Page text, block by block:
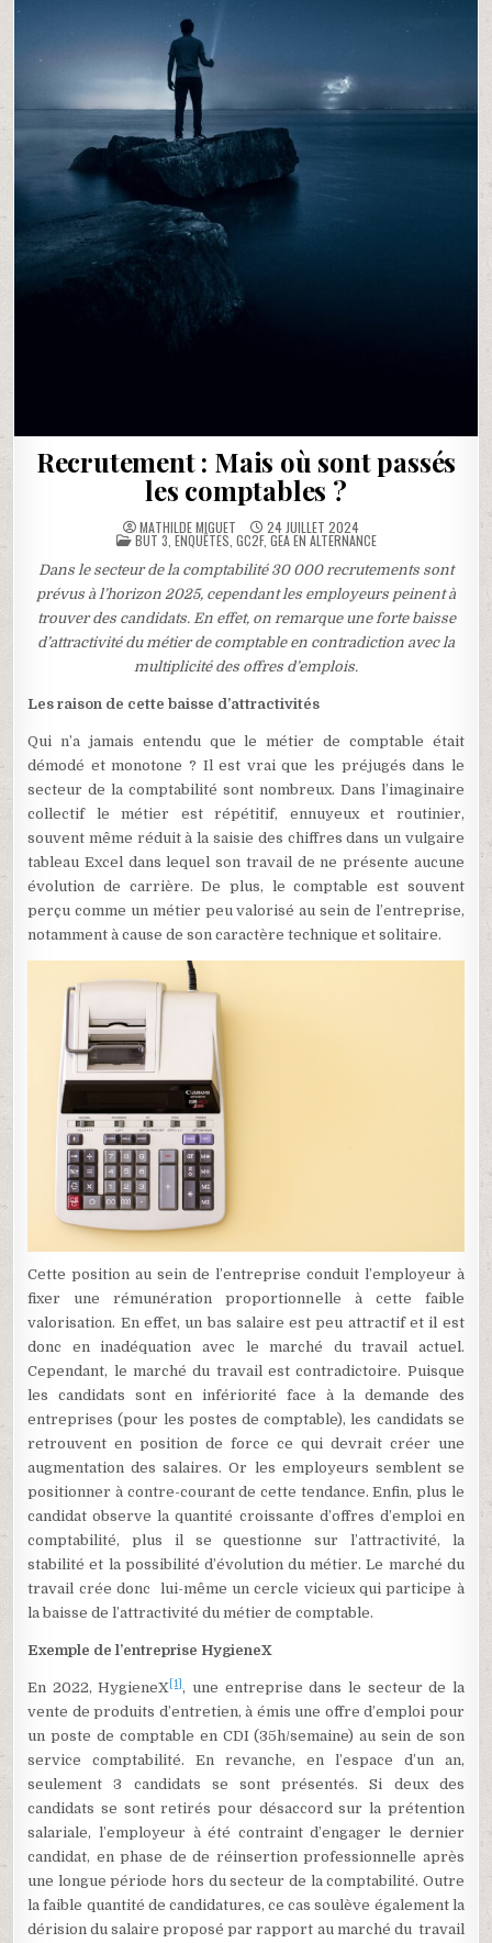
Recrutement : Mais où sont passés
les comptables ?
MATHILDE MIGUET 24 JUILLET 2024
POSTED
IN
BUT 3 ENQUÊTES GC2F, GEA EN ALTERNANCE
Dans le secteur de la comptabilité 30 000 recrutements sont
prévus à l’horizon 2025, cependant les employeurs peinent à
trouver des candidats. En effet, on remarque une forte baisse
d’attractivité du métier de comptable en contradiction avec la
multiplicité des offres d’emplois.
Les raison de cette baisse d’attractivités
Qui n’a jamais entendu que le métier de comptable était
démodé et monotone ? Il est vrai que les préjugés dans le
secteur de la comptabilité sont nombreux. Dans l’imaginaire
collectif le métier est répétitif, ennuyeux et routinier,
souvent même réduit à la saisie des chiffres dans un vulgaire
tableau Excel dans lequel son travail de ne présente aucune
évolution de carrière. De plus, le comptable est souvent
perçu comme un métier peu valorisé au sein de l’entreprise,
notamment à cause de son caractère technique et solitaire.
Cette position au sein de l’entreprise conduit l’employeur à
fixer une rémunération proportionnelle à cette faible
valorisation. En effet, un bas salaire est peu attractif et il est
donc en inadéquation avec le marché du travail actuel.
Cependant, le marché du travail est contradictoire. Puisque
les candidats sont en infériorité face à la demande des
entreprises (pour les postes de comptable), les candidats se
retrouvent en position de force ce qui devrait créer une
augmentation des salaires. Or les employeurs semblent se
positionner à contre-courant de cette tendance. Enfin, plus le
candidat observe la quantité croissante d’offres d’emploi en
comptabilité, plus il se questionne sur l’attractivité, la
stabilité et la possibilité d’évolution du métier. Le marché du
travail crée donc lui-même un cercle vicieux qui participe à
la baisse de l’attractivité du métier de comptable.
Exemple de l’entreprise HygieneX
En 2022, HygieneX[1], une entreprise dans le secteur de la
vente de produits d’entretien, à émis une offre d’emploi pour
un poste de comptable en CDI (35h/semaine) au sein de son
service comptabilité. En revanche, en l’espace d’un an,
seulement 3 candidats se sont présentés. Si deux des
candidats se sont retirés pour désaccord sur la prétention
salariale, l’employeur à été contraint d’engager le dernier
candidat, en phase de de réinsertion professionnelle après
une longue période hors du secteur de la comptabilité. Outre
la faible quantité de candidatures, ce cas soulève également la
dérision du salaire proposé par rapport au marché du travail